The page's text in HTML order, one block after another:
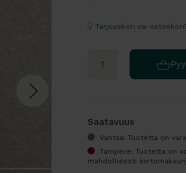
Tarjouskori vai
Saatavuus
Vantaa: Tuotetta on
Tampere: Tuotetta on
mahdollisesti